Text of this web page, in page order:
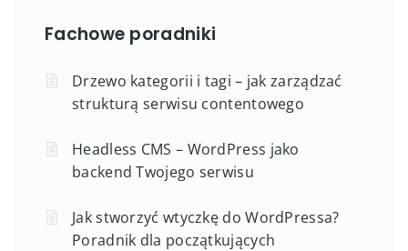
Fachowe poradniki
Drzewo kategorii i tagi – jak zarządzać
strukturą serwisu contentowego
Headless CMS – WordPress jako
backend Twojego serwisu
Jak stworzyć wtyczkę do WordPressa?
Poradnik dla początkujących